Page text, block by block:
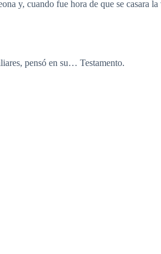
y, cuando fue hora de que se casara
pensó en su… Testamento.